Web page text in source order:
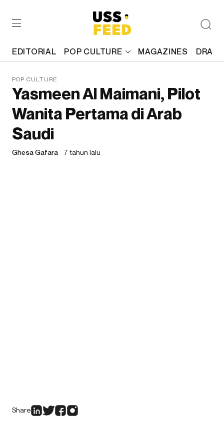
EDITORIAL POP CULTURE MAGAZINES
POP CULTURE
Yasmeen Al Maimani, Pilot
Wanita Pertama di Arab
Saudi
Ghesa Gafara 7 tahun lalu
Share